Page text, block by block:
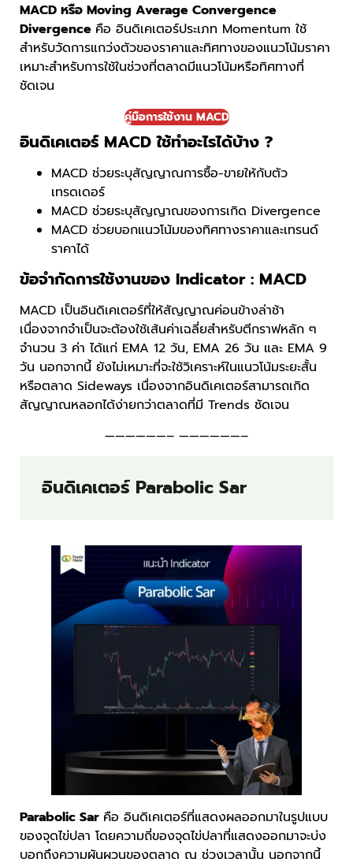
MACD หรือ Moving Average Convergence
Divergence คือ อินดิเคเตอร์ประเภท Momentum ใช้
สำหรับวัดการแกว่งตัวของราคาและทิศทางของแนวโน้มราคา
เหมาะสำหรับการใช้ในช่วงที่ตลาดมีแนวโน้มหรือทิศทางที่
ชัดเจน
คู่มือการใช้งาน MACD
อินดิเคเตอร์ MACD ใช้ทำอะไรได้บ้าง ?
MACD ช่วยระบุสัญญาณการซื้อ-ขายให้กับตัว
เทรดเดอร์
MACD ช่วยระบุสัญญาณของการเกิด Divergence
MACD ช่วยบอกแนวโน้มของทิศทางราคาและเทรนด์
ราคาได้
ข้อจำกัดการใช้งานของ Indicator : MACD
MACD เป็นอินดิเคเตอร์ที่ให้สัญญาณค่อนข้างล่าช้า
เนื่องจากจำเป็นจะต้องใช้เส้นค่าเฉลี่ยสำหรับตีกราฟหลัก ๆ
จำนวน 3 ค่า ได้แก่ EMA 12 วัน, EMA 26 วัน และ EMA 9
วัน นอกจากนี้ ยังไม่เหมาะที่จะใช้วิเคราะห์ในแนวโน้มระยะสั้น
หรือตลาด Sideways เนื่องจากอินดิเคเตอร์สามารถเกิด
สัญญาณหลอกได้ง่ายกว่าตลาดที่มี Trends ชัดเจน
——————– ——————–
อินดิเคเตอร์ Parabolic Sar
Parabolic Sar คือ อินดิเคเตอร์ที่แสดงผลออกมาในรูปแบบ
ของจุดไข่ปลา โดยความถี่ของจุดไข่ปลาที่แสดงออกมาจะบ่ง
บอกถึงความผันผวนของตลาด ณ ช่วงเวลานั้น นอกจากนี้